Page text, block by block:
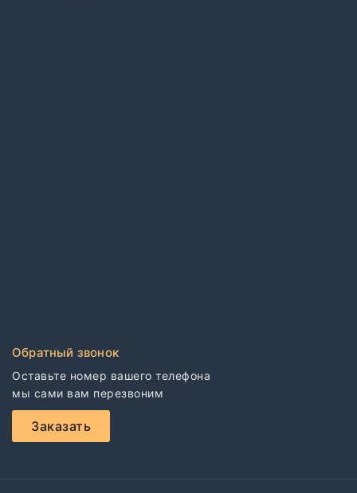
Обратный звонок
Оставьте номер вашего телефона
мы сами вам перезвоним
Заказать